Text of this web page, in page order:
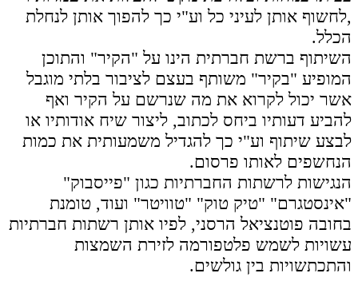
,לחשוף אותן לעיני כל וע"י כך להפוך אותן לנחלת
הכלל.
השיתוף ברשת חברתית הינו על "הקיר" והתוכן
המופיע "בקיר" משותף בעצם לציבור בלתי מוגבל
אשר יכול לקרוא את מה שנרשם על הקיר ואף
להביע דעותיו ביחס לכתוב, ליצור שיח אודותיו או
לבצע שיתוף וע"י כך להגדיל משמעותית את כמות
הנחשפים לאותו פרסום.
הנגישות לרשתות החברתיות כגון "פייסבוק"
"אינסטגרם" "טיק טוק" "טוויטר" ועוד, טומנת
בחובה פוטנציאל הרסני, לפיו אותן רשתות חברתיות
עשויות לשמש פלטפורמה לזירת השמצות
והתכתשויות בין גולשים.